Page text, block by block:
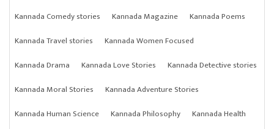
Kannada Comedy stories
Kannada Magazine
Kannada Poems
Kannada Travel stories
Kannada Women Focused
Kannada Drama
Kannada Love Stories
Kannada Detective stories
Kannada Moral Stories
Kannada Adventure Stories
Kannada Human Science
Kannada Philosophy
Kannada Health